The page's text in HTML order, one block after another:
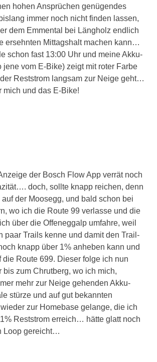
hohen Ansprüchen genügendes
immer noch nicht finden lassen,
dem Emmental bei Längholz endlich
ersehnten Mittagshalt machen kann…
schon fast 13:00 Uhr und meine Akku-
vom E-Bike) zeigt mit roter Farbe
Reststrom langsam zur Neige geht…
mich und das E-Bike!
der Bosch Flow App verrät noch
doch, sollte knapp reichen, denn
der Moosegg, und bald schon bei
wo ich die Route 99 verlasse und die
über die Offeneggalp umfahre, weil
paar Trails kenne und damit den Trail-
knapp über 1% anheben kann und
die Route 699. Dieser folge ich nun
bis zum Chrutberg, wo ich mich,
mehr zur Neige gehenden Akku-
stürze und auf gut bekannten
zur Homebase gelange, die ich
Reststrom erreich… hätte glatt noch
Loop gereicht…